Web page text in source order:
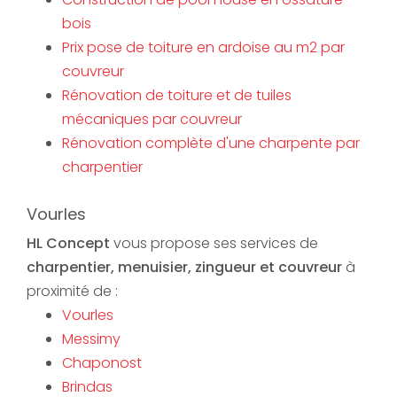
bois
Prix pose de toiture en ardoise au m2 par
couvreur
Rénovation de toiture et de tuiles
mécaniques par couvreur
Rénovation complète d'une charpente par
charpentier
Vourles
HL Concept vous propose ses services de
charpentier, menuisier, zingueur et couvreur à
proximité de :
Vourles
Messimy
Chaponost
Brindas